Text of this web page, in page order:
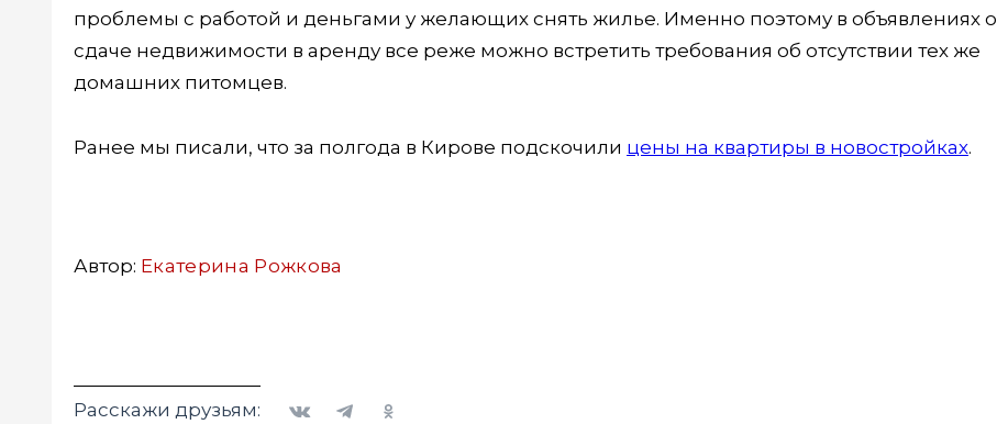
проблемы с работой и деньгами у желающих снять жилье. Именно поэтому в объявлениях о
сдаче недвижимости в аренду все реже можно встретить требования об отсутствии тех же
домашних питомцев.
Ранее мы писали, что за полгода в Кирове подскочили цены на квартиры в новостройках.
Автор: Екатерина Рожкова
Расскажи друзьям: